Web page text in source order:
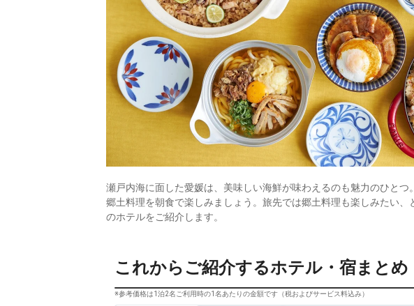
瀬戸内海に面した愛媛は、美味しい海鮮が味わえるのも魅力のひと
郷土料理を朝食で楽しみましょう。旅先では郷土料理も楽しみたい、
のホテルをご紹介します。
これからご紹介するホテル・宿まとめ
※参考価格は1泊2名ご利用時の1名あたりの金額です（税およびサービス料込み）